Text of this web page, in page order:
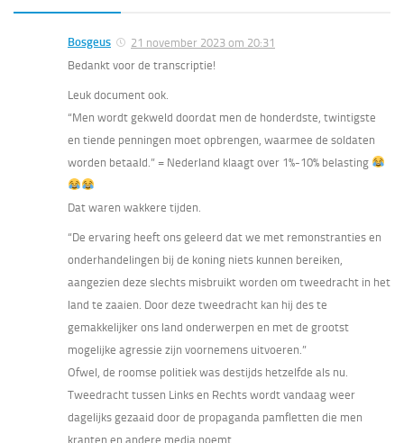
Bosgeus
21 november 2023 om 20:31
Bedankt voor de transcriptie!
Leuk document ook.
“Men wordt gekweld doordat men de honderdste, twintigste
en tiende penningen moet opbrengen, waarmee de soldaten
worden betaald.” = Nederland klaagt over 1%-10% belasting
Dat waren wakkere tijden.
“De ervaring heeft ons geleerd dat we met remonstranties en
onderhandelingen bij de koning niets kunnen bereiken,
aangezien deze slechts misbruikt worden om tweedracht in het
land te zaaien. Door deze tweedracht kan hij des te
gemakkelijker ons land onderwerpen en met de grootst
mogelijke agressie zijn voornemens uitvoeren.”
Ofwel, de roomse politiek was destijds hetzelfde als nu.
Tweedracht tussen Links en Rechts wordt vandaag weer
dagelijks gezaaid door de propaganda pamfletten die men
kranten en andere media noemt.